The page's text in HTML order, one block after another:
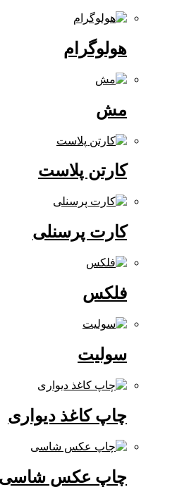
هولوگرام
کارتن پلاست
کارت پرسنلی
چاپ کاغذ دیواری
چاپ عکس شاسی